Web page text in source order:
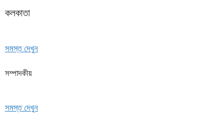
কলকাতা
সমস্ত দেখুন
সম্পাদকীয়
সমস্ত দেখুন